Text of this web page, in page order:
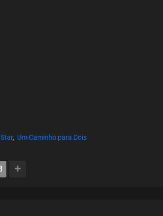
Star Um Caminho para Dois